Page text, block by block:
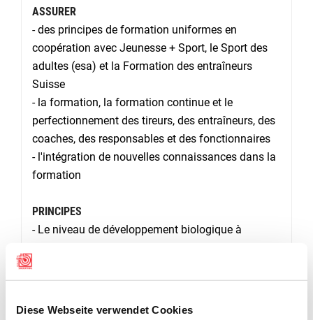
Diese Webseite verwendet Cookies
ASSURER
- des principes de formation uniformes en
coopération avec Jeunesse + Sport, le Sport des
adultes (esa) et la Formation des entraîneurs
Suisse
- la formation, la formation continue et le
perfectionnement des tireurs, des entraîneurs, des
coaches, des responsables et des fonctionnaires
- l'intégration de nouvelles connaissances dans la
formation
PRINCIPES
- Le niveau de développement biologique à
sécurité sont des éléments centraux dans le